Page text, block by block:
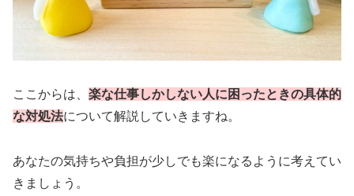
ここからは、 楽な仕事しかしない人に困ったときの具体的
な対処法について解説していきますね。
あなたの気持ちや負担が少しでも楽になるように考えてい
きましょう。